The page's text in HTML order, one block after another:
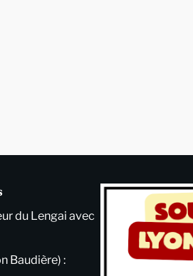
du Lengai avec
Baudière) :